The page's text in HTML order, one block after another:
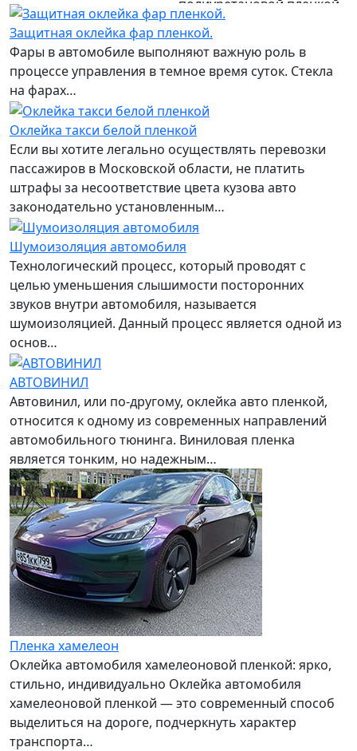
полиуретановой пленкой
Mercedes g 55AMG
Защитная оклейка фар пленкой.
Фары в автомобиле выполняют важную роль в
процессе управления в темное время суток. Стекла
на фарах…
Оклейка такси белой пленкой
Если вы хотите легально осуществлять перевозки
пассажиров в Московской области, не платить
штрафы за несоответствие цвета кузова авто
законодательно установленным…
Шумоизоляция автомобиля
Технологический процесс, который проводят с
целью уменьшения слышимости посторонних
звуков внутри автомобиля, называется
шумоизоляцией. Данный процесс является одной из
основ…
АВТОВИНИЛ
Автовинил, или по-другому, оклейка авто пленкой,
относится к одному из современных направлений
автомобильного тюнинга. Виниловая пленка
является тонким, но надежным…
Пленка хамелеон
Оклейка автомобиля хамелеоновой пленкой: ярко,
стильно, индивидуально Оклейка автомобиля
хамелеоновой пленкой — это современный способ
выделиться на дороге, подчеркнуть характер
транспорта…